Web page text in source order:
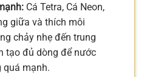
Cá Tetra, Cá Neon,
giữa và thích môi
chảy nhẹ đến trung
tạo đủ dòng để nước
quá mạnh.